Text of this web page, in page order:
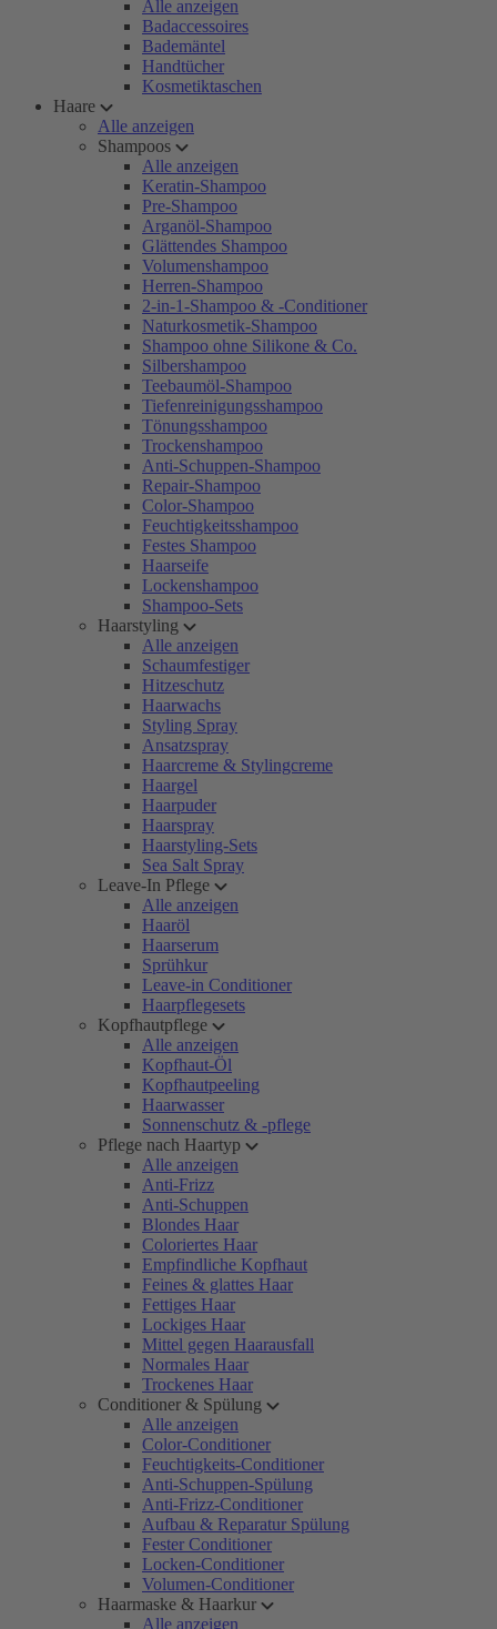
Alle anzeigen
Badaccessoires
Bademäntel
Handtücher
Kosmetiktaschen
Haare
Alle anzeigen
Shampoos
Alle anzeigen
Keratin-Shampoo
Pre-Shampoo
Arganöl-Shampoo
Glättendes Shampoo
Volumenshampoo
Herren-Shampoo
2-in-1-Shampoo & -Conditioner
Naturkosmetik-Shampoo
Shampoo ohne Silikone & Co.
Silbershampoo
Teebaumöl-Shampoo
Tiefenreinigungsshampoo
Tönungsshampoo
Trockenshampoo
Anti-Schuppen-Shampoo
Repair-Shampoo
Color-Shampoo
Feuchtigkeitsshampoo
Festes Shampoo
Haarseife
Lockenshampoo
Shampoo-Sets
Haarstyling
Alle anzeigen
Schaumfestiger
Hitzeschutz
Haarwachs
Styling Spray
Ansatzspray
Haarcreme & Stylingcreme
Haargel
Haarpuder
Haarspray
Haarstyling-Sets
Sea Salt Spray
Leave-In Pflege
Alle anzeigen
Haaröl
Haarserum
Sprühkur
Leave-in Conditioner
Haarpflegesets
Kopfhautpflege
Alle anzeigen
Kopfhaut-Öl
Kopfhautpeeling
Haarwasser
Sonnenschutz & -pflege
Pflege nach Haartyp
Alle anzeigen
Anti-Frizz
Anti-Schuppen
Blondes Haar
Coloriertes Haar
Empfindliche Kopfhaut
Feines & glattes Haar
Fettiges Haar
Lockiges Haar
Mittel gegen Haarausfall
Normales Haar
Trockenes Haar
Conditioner & Spülung
Alle anzeigen
Color-Conditioner
Feuchtigkeits-Conditioner
Anti-Schuppen-Spülung
Anti-Frizz-Conditioner
Aufbau & Reparatur Spülung
Fester Conditioner
Locken-Conditioner
Volumen-Conditioner
Haarmaske & Haarkur
Alle anzeigen